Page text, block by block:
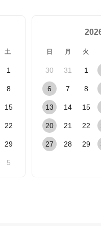
土
1
8
15
22
29
5
日 月 火
30 31 1
6 7 8
13 14 15
20 21 22
27 28 29